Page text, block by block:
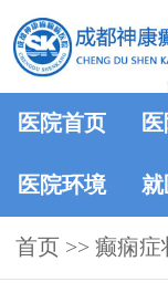
医院首页
医院环境 就
首页 >> 癫痫症